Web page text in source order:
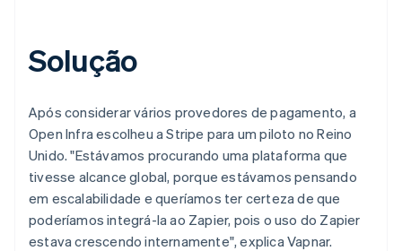
Solução
Após considerar vários provedores de pagamento, a
Open Infra escolheu a Stripe para um piloto no Reino
Unido. "Estávamos procurando uma plataforma que
tivesse alcance global, porque estávamos pensando
em escalabilidade e queríamos ter certeza de que
poderíamos integrá-la ao Zapier, pois o uso do Zapier
estava crescendo internamente", explica Vapnar.